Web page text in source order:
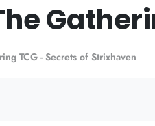
TCG - Secrets of Strixhaven